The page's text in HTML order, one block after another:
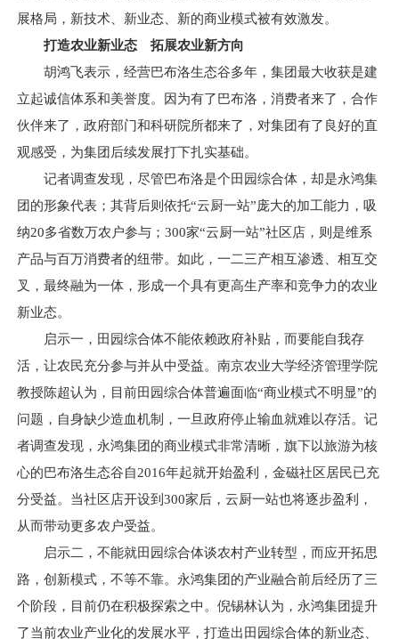
展格局，新技术、新业态、新的商业模式被有效激发。
打造农业新业态 拓展农业新方向
胡鸿飞表示，经营巴布洛生态谷多年，集团最大收获是建
立起诚信体系和美誉度。因为有了巴布洛，消费者来了，合作
伙伴来了，政府部门和科研院所都来了，对集团有了良好的直
观感受，为集团后续发展打下扎实基础。
记者调查发现，尽管巴布洛是个田园综合体，却是永鸿集
团的形象代表；其背后则依托“云厨一站”庞大的加工能力，吸
纳20多省数万农户参与；300家“云厨一站”社区店，则是维系
产品与百万消费者的纽带。如此，一二三产相互渗透、相互交
叉，最终融为一体，形成一个具有更高生产率和竞争力的农业
新业态。
启示一，田园综合体不能依赖政府补贴，而要能自我存
活，让农民充分参与并从中受益。南京农业大学经济管理学院
教授陈超认为，目前田园综合体普遍面临“商业模式不明显”的
问题，自身缺少造血机制，一旦政府停止输血就难以存活。记
者调查发现，永鸿集团的商业模式非常清晰，旗下以旅游为核
心的巴布洛生态谷自2016年起就开始盈利，金磁社区居民已充
分受益。当社区店开设到300家后，云厨一站也将逐步盈利，
从而带动更多农户受益。
启示二，不能就田园综合体谈农村产业转型，而应开拓思
路，创新模式，不等不靠。永鸿集团的产业融合前后经历了三
个阶段，目前仍在积极探索之中。倪锡林认为，永鸿集团提升
了当前农业产业化的发展水平，打造出田园综合体的新业态、